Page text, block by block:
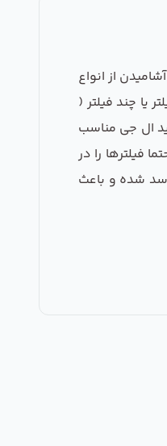
از انواع
یا چند فیلتر (
ال جی مناسب
باشد .نکته مهم : حتما فیلترها را در
شده و باعث